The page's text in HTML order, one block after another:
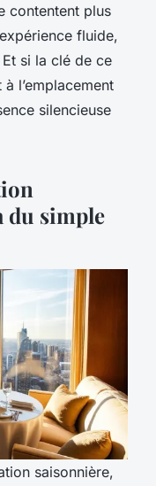
contentent plus
fluide,
si la clé de ce
l’emplacement
silencieuse
du simple
saisonnière,